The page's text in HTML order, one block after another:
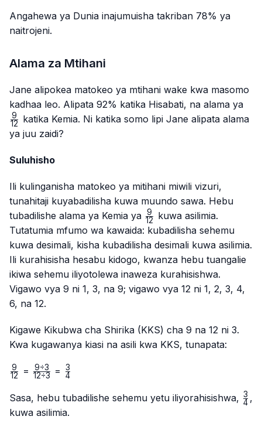
Angahewa ya Dunia inajumuisha takriban 78% ya
naitrojeni.
Alama za Mtihani
Jane alipokea matokeo ya mtihani wake kwa masomo
kadhaa leo. Alipata 92% katika Hisabati, na alama ya
12
9
katika Kemia. Ni katika somo lipi Jane alipata alama
ya juu zaidi?
Suluhisho
Ili kulinganisha matokeo ya mitihani miwili vizuri,
tunahitaji kuyabadilisha kuwa muundo sawa. Hebu
tubadilishe alama ya Kemia ya \frac{9}
{12}
12
9
kuwa asilimia.
Tutatumia mfumo wa kawaida: kubadilisha sehemu
kuwa desimali, kisha kubadilisha desimali kuwa asilimia.
Ili kurahisisha hesabu kidogo, kwanza hebu tuangalie
ikiwa sehemu iliyotolewa inaweza kurahisishwa.
Vigawo vya 9 ni 1, 3, na 9; vigawo vya 12 ni 1, 2, 3, 4,
6, na 12.
Kigawe Kikubwa cha Shirika (KKS) cha 9 na 12 ni 3.
Kwa kugawanya kiasi na asili kwa KKS, tunapata:
\frac{9}
12
9 = \frac{9
{12 ÷
3}
12÷3
9÷3 = \frac{3}
4
3
Sasa, hebu tubadilishe sehemu yetu iliyorahisishwa, 4
3 ,
kuwa asilimia.